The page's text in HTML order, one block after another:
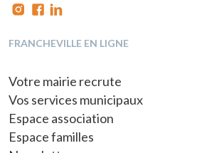
FRANCHEVILLE EN LIGNE
Votre mairie recrute
Vos services municipaux
Espace association
Espace familles